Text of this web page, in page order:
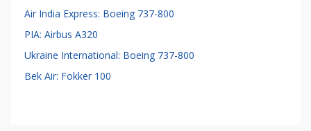
Air India Express: Boeing 737-800
PIA: Airbus A320
Ukraine International: Boeing 737-800
Bek Air: Fokker 100